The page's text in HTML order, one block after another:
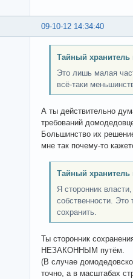
09-10-12 14:34:40
Тайный хранитель
Это лишь малая
всё-таки
А ты действительно
требований
Большинство их
мне так почему-то
Тайный хранитель
Я сторонник
собственности.
сохранить.
Ты сторонник
НЕЗАКОННЫМ путём.
(В случае
точно, а в масштабах